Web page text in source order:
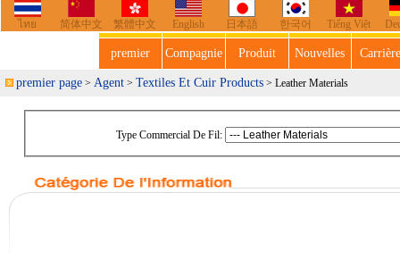
ไทย 简体中文 繁體中文 English 日本語 한국어 Tiếng Việt
premier Compagnie Produit Nouvelles
premier page > Agent > Textiles Et Cuir Products > Leather Materials
Type Commercial De Fil: